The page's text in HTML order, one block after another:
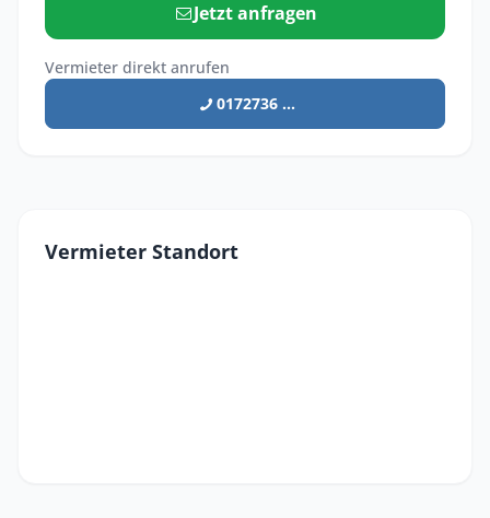
Jetzt anfragen
Vermieter direkt anrufen
0172736 ...
Vermieter Standort